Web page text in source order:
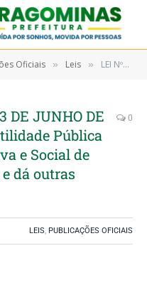
Oficiais » Leis » LEI Nº 1118/2023, DE 13 DE JUNHO DE 2023 (Reconhece de Utilidade Pública a Associação Desportiva e Social de Paragominas – ADSP, e dá outras providências)
DE JUNHO DE
Pública
e Social de
dá outras
0
LEIS, PUBLICAÇÕES OFICIAIS